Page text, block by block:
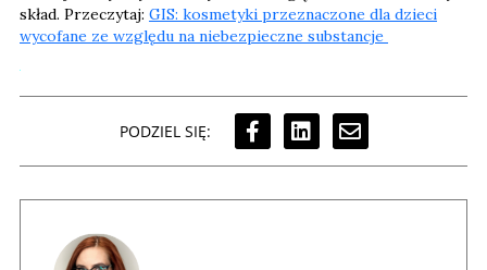
skład. Przeczytaj: GIS: kosmetyki przeznaczone dla dzieci
wycofane ze względu na niebezpieczne substancje
PODZIEL SIĘ: